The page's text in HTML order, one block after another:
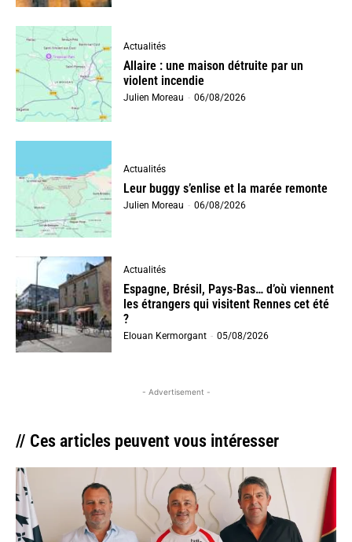
Actualités
Allaire : une maison détruite par un
violent incendie
Julien Moreau - 06/08/2026
Actualités
Leur buggy s’enlise et la marée remonte
Julien Moreau - 06/08/2026
Actualités
Espagne, Brésil, Pays-Bas… d’où viennent
les étrangers qui visitent Rennes cet été
?
Elouan Kermorgant - 05/08/2026
- Advertisement -
// Ces articles peuvent vous intéresser